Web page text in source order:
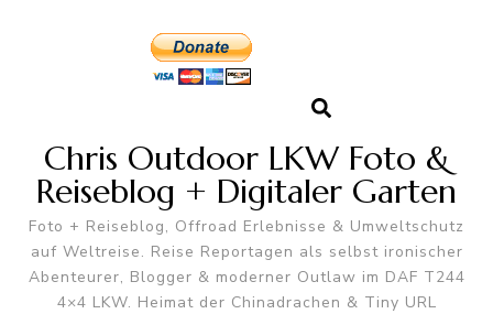
Chris Outdoor LKW Foto &
Reiseblog + Digitaler Garten
Foto + Reiseblog, Offroad Erlebnisse & Umweltschutz
auf Weltreise. Reise Reportagen als selbst ironischer
Abenteurer, Blogger & moderner Outlaw im DAF T244
4×4 LKW. Heimat der Chinadrachen & Tiny URL